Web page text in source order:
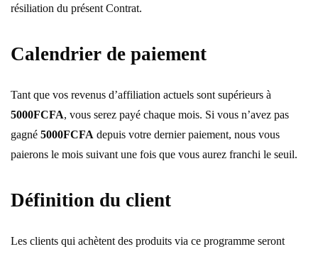
résiliation du présent Contrat.
Calendrier de paiement
Tant que vos revenus d’affiliation actuels sont supérieurs à
5000FCFA, vous serez payé chaque mois. Si vous n’avez pas
gagné 5000FCFA depuis votre dernier paiement, nous vous
paierons le mois suivant une fois que vous aurez franchi le seuil.
Définition du client
Les clients qui achètent des produits via ce programme seront